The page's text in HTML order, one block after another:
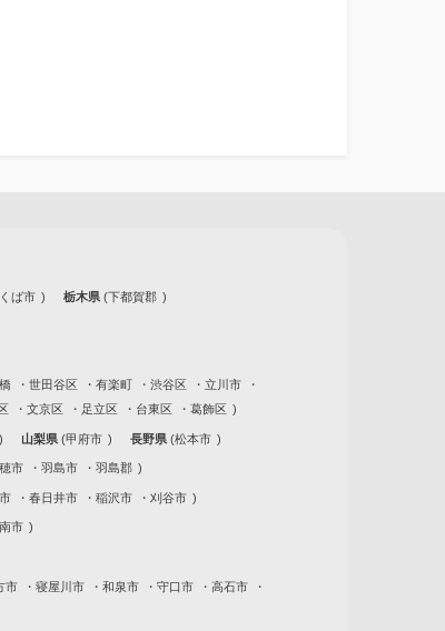
ば市 栃木県 下都賀郡
世田谷区 有楽町 渋谷区
立川市
文京区 足立区 台東区 葛飾区
山梨県 甲府市 長野県 松本市
市 羽島市 羽島郡
春日井市 稲沢市 刈谷市
市
市 寝屋川市 和泉市 守口市
高石市